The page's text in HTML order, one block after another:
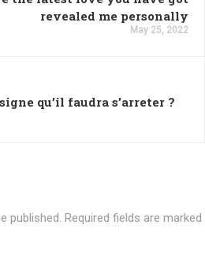
revealed me personally
May 25, 2022
qu’il faudra s’arreter ?
published. Required fields are marked